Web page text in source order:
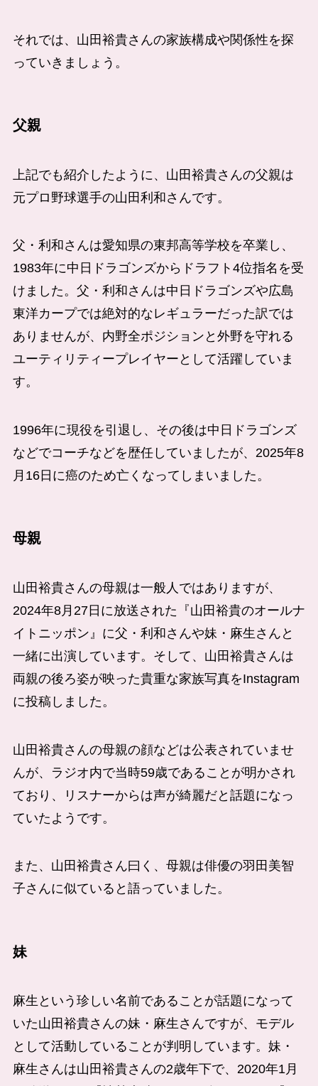
それでは、山田裕貴さんの家族構成や関係性を探
っていきましょう。
父親
上記でも紹介したように、山田裕貴さんの父親は
元プロ野球選手の山田利和さんです。
父・利和さんは愛知県の東邦高等学校を卒業し、
1983年に中日ドラゴンズからドラフト4位指名を受
けました。父・利和さんは中日ドラゴンズや広島
東洋カープでは絶対的なレギュラーだった訳では
ありませんが、内野全ポジションと外野を守れる
ユーティリティープレイヤーとして活躍していま
す。
1996年に現役を引退し、その後は中日ドラゴンズ
などでコーチなどを歴任していましたが、2025年8
月16日に癌のため亡くなってしまいました。
母親
山田裕貴さんの母親は一般人ではありますが、
2024年8月27日に放送された『山田裕貴のオールナ
イトニッポン』に父・利和さんや妹・麻生さんと
一緒に出演しています。そして、山田裕貴さんは
両親の後ろ姿が映った貴重な家族写真をInstagram
に投稿しました。
山田裕貴さんの母親の顔などは公表されていませ
んが、ラジオ内で当時59歳であることが明かされ
ており、リスナーからは声が綺麗だと話題になっ
ていたようです。
また、山田裕貴さん曰く、母親は俳優の羽田美智
子さんに似ていると語っていました。
妹
麻生という珍しい名前であることが話題になって
いた山田裕貴さんの妹・麻生さんですが、モデル
として活動していることが判明しています。妹・
麻生さんは山田裕貴さんの2歳年下で、2020年1月